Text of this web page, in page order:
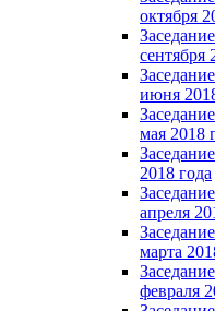
октября
сентября
июня
мая 2018
2018 года
апреля
марта
февраля